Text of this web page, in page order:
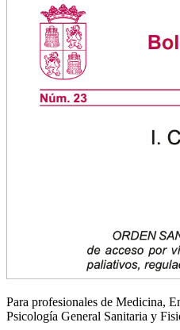
Para profesionales de Medicina,
Psicología General Sanitaria y